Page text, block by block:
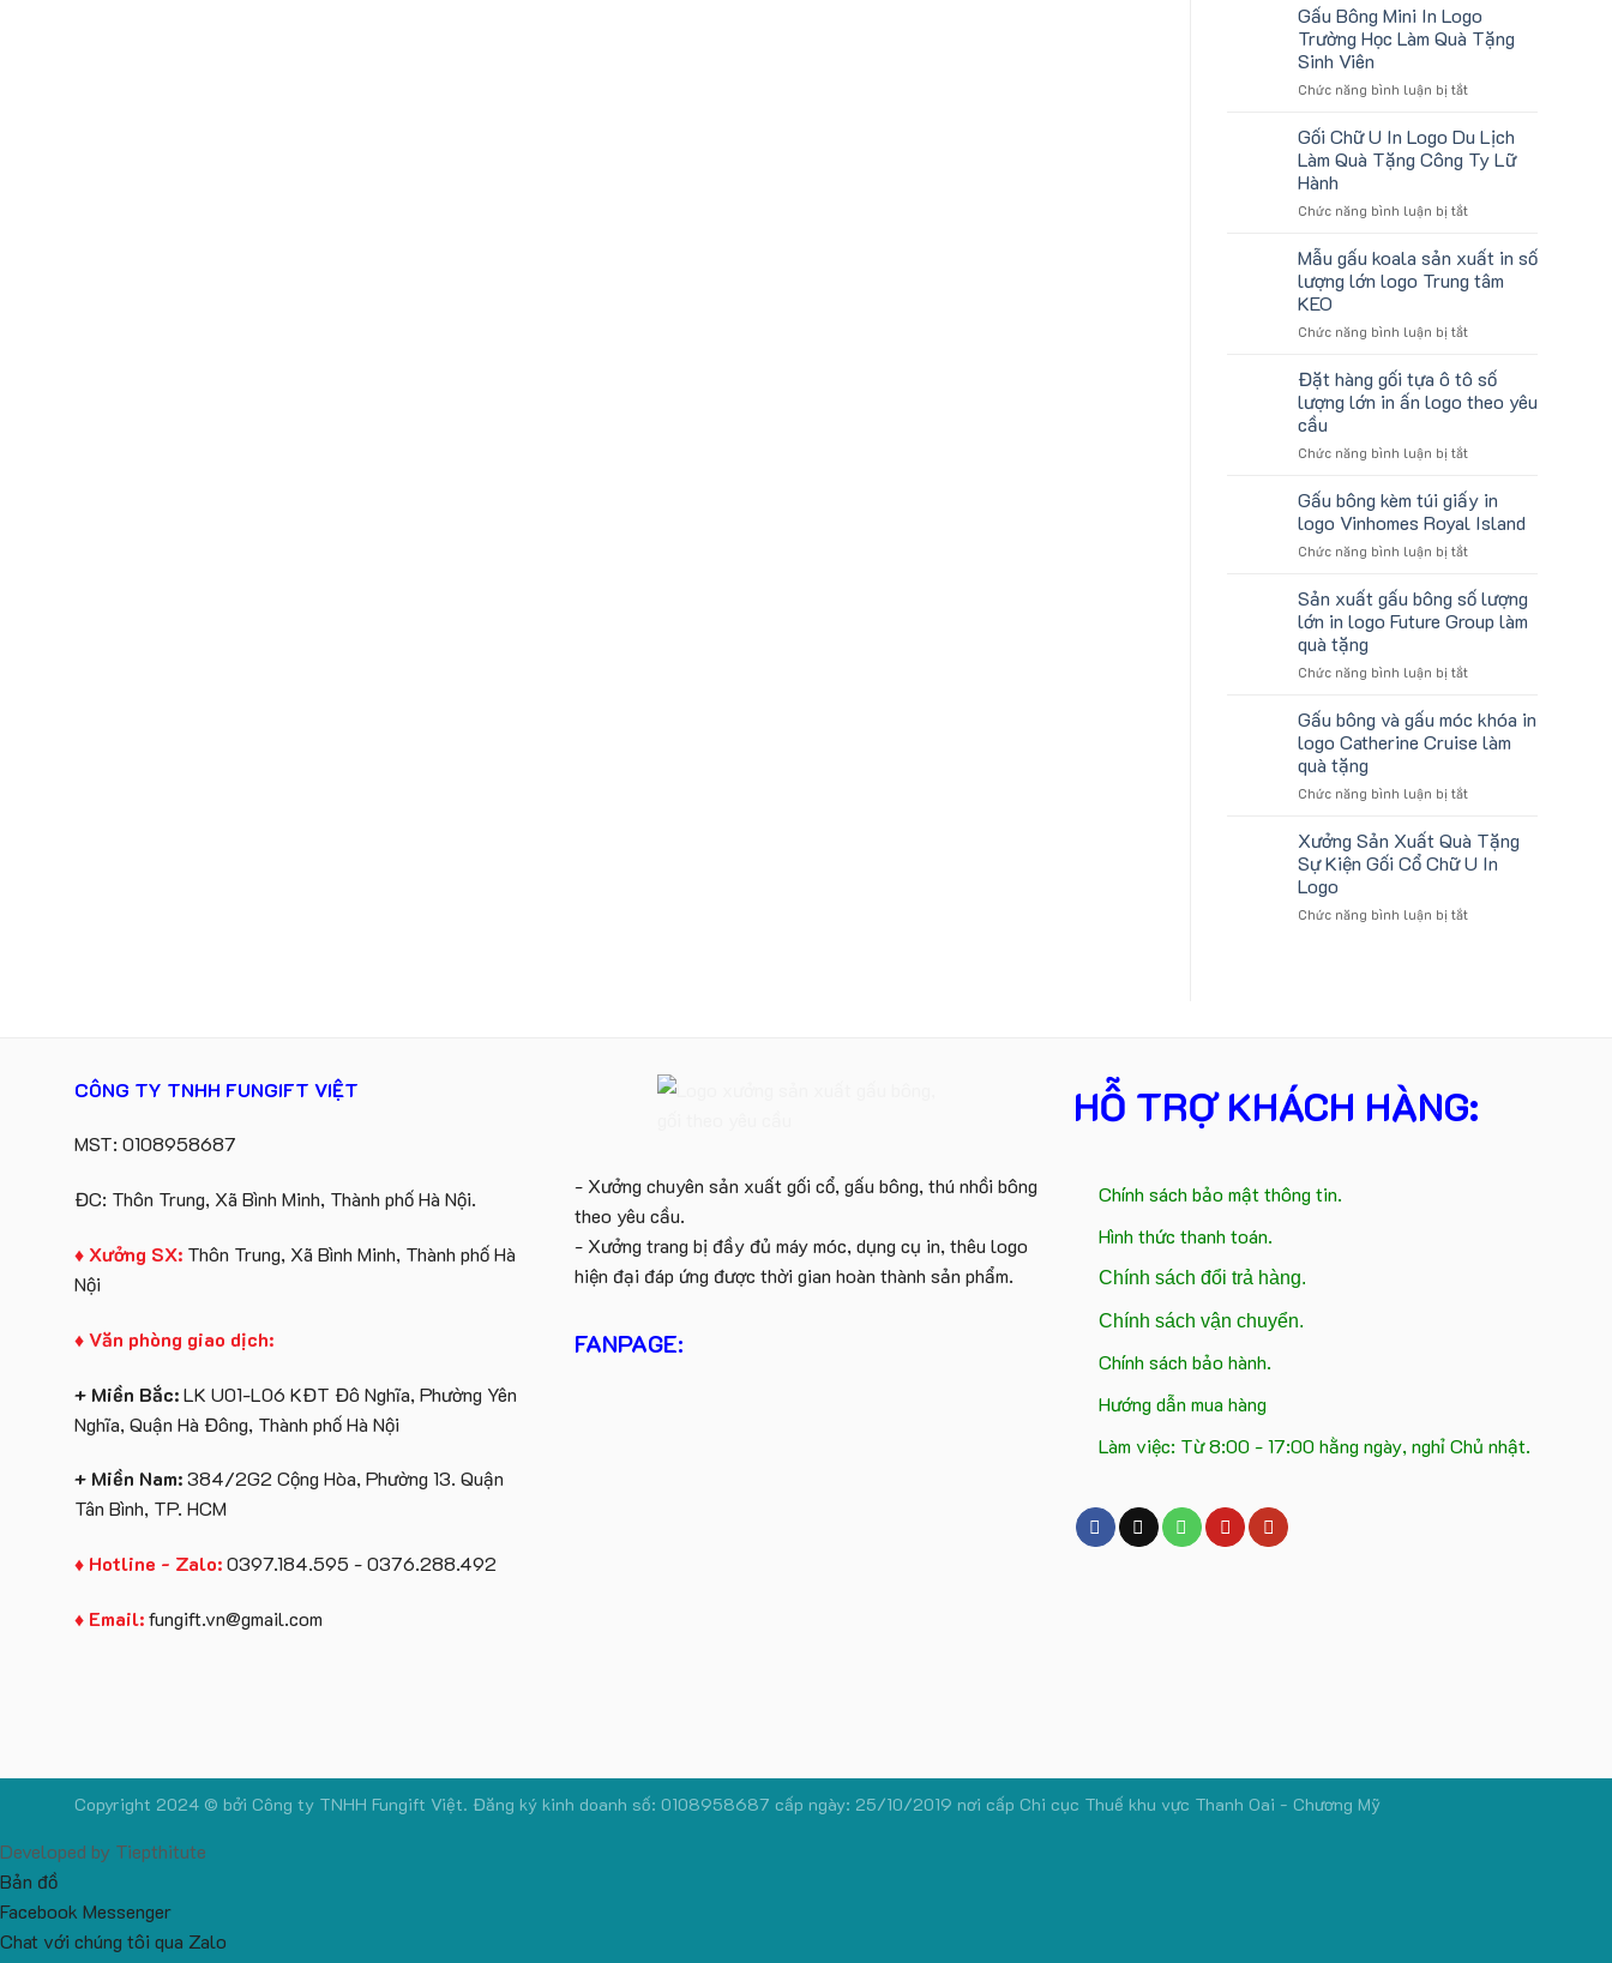
Gấu Bông Mini In Logo
Trường Học Làm Quà Tặng
Sinh Viên
Chức năng bình luận bị tắtở
Bông
Mini
In
Trường
Làm
Quà
Tặng
Viên
Gối Chữ U In Logo Du Lịch
Làm Quà Tặng Công Ty Lữ
Hành
Chức năng bình luận bị tắtở
Chữ
U
In
Du
Làm
Quà
Tặng
Ty
Hành
Mẫu gấu koala sản xuất in số
lượng lớn logo Trung tâm
KEO
Chức năng bình luận bị tắtở
gấu
koala
sản
in
lượng
lớn
logo
Trung
KEO
Đặt hàng gối tựa ô tô số
lượng lớn in ấn logo theo yêu
cầu
Chức năng bình luận bị tắtở
hàng
gối
tựa
ô
số
lượng
lớn
ấn
theo
yêu
Gấu bông kèm túi giấy in
logo Vinhomes Royal Island
Chức năng bình luận bị tắtở
bông
kèm
túi
in
Vinhomes
Royal
Island
Sản xuất gấu bông số lượng
lớn in logo Future Group làm
quà tặng
Chức năng bình luận bị tắtở
xuất
gấu
bông
lượng
in
logo
Future
làm
Gấu bông và gấu móc khóa in
logo Catherine Cruise làm
quà tặng
Chức năng bình luận bị tắtở
bông
và
gấu
khóa
Xưởng Sản Xuất Quà Tặng
Sự Kiện Gối Cổ Chữ U In
Logo
Chức năng bình luận bị tắtở
Cổ
Chữ
CÔNG TY TNHH FUNGIFT VIỆT
MST: 0108958687
ĐC: Thôn Trung, Xã Bình Minh, Thành phố Hà Nội.
♦ Xưởng SX: Thôn Trung, Xã Bình Minh, Thành phố Hà
Nội
♦ Văn phòng giao dịch:
+ Miền Bắc:LK U01-L06 KĐT Đô Nghĩa, Phường Yên
Nghĩa, Quận Hà Đông, Thành phố Hà Nội
+ Miền Nam:384/2G2 Cộng Hòa, Phường 13. Quận
Tân Bình, TP. HCM
♦ Hotline - Zalo:0397.184.595 - 0376.288.492
♦ Email:fungift.vn@gmail.com
- Xưởng chuyên sản xuất gối cổ, gấu bông, thú nhồi bông
theo yêu cầu.
- Xưởng trang bị đầy đủ máy móc, dụng cụ in, thêu logo
hiện đại đáp ứng được thời gian hoàn thành sản phẩm.
FANPAGE:
HỖ TRỢ KHÁCH HÀNG:
Chính sách bảo mật thông tin.
Hình thức thanh toán.
Chính sách đổi trả hàng.
Chính sách vận chuyển.
Chính sách bảo hành.
Hướng dẫn mua hàng
Làm việc: Từ 8:00 - 17:00 hằng ngày, nghỉ Chủ nhật.
Copyright 2024 © bởi Công ty TNHH Fungift Việt. Đăng ký kinh doanh số: 0108958687 cấp ngày: 25/10/2019 nơi cấp Chi cục Thuế khu vực Thanh Oai - Chương Mỹ
Developed by Tiepthitute
Bản đồ
Facebook Messenger
Chat với chúng tôi qua Zalo